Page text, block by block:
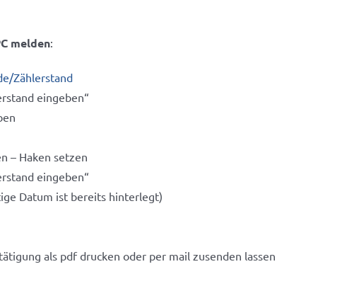
melden:
Zählerstand
eingeben“
– Haken setzen
eingeben“
Datum ist bereits hinterlegt)
als pdf drucken oder per mail zusenden lassen